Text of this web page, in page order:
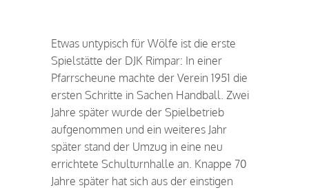
Etwas untypisch für Wölfe ist die erste
Spielstätte der DJK Rimpar: In einer
Pfarrscheune machte der Verein 1951 die
ersten Schritte in Sachen Handball. Zwei
Jahre später wurde der Spielbetrieb
aufgenommen und ein weiteres Jahr
später stand der Umzug in eine neu
errichtete Schulturnhalle an. Knappe 70
Jahre später hat sich aus der einstigen